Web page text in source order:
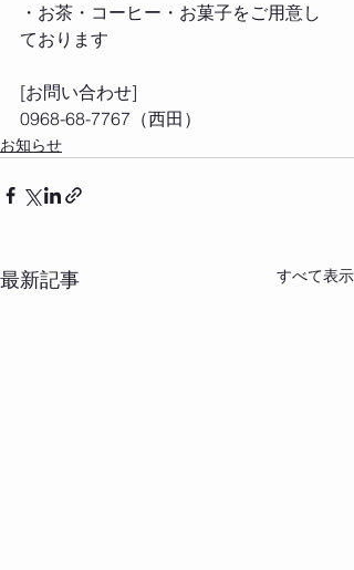
・お茶・コーヒー・お菓子をご用意し
ております
[お問い合わせ]
0968-68-7767（西田）
お知らせ
最新記事 すべて表示